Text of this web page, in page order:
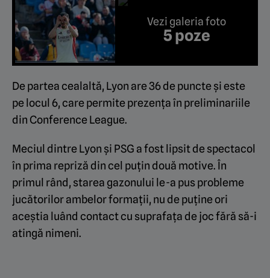
Vezi galeria foto
5 poze
De partea cealaltă, Lyon are 36 de puncte și este
pe locul 6, care permite prezența în preliminariile
din Conference League.
Meciul dintre Lyon și PSG a fost lipsit de spectacol
în prima repriză din cel puțin două motive. În
primul rând, starea gazonului le-a pus probleme
jucătorilor ambelor formații, nu de puține ori
aceștia luând contact cu suprafața de joc fără să-i
atingă nimeni.